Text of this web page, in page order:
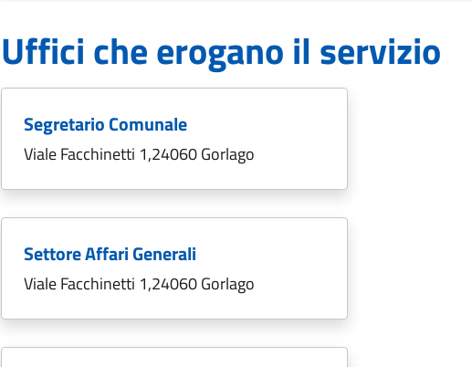
Uffici che erogano il servizio
Segretario Comunale
Viale Facchinetti 1,24060 Gorlago
Settore Affari Generali
Viale Facchinetti 1,24060 Gorlago